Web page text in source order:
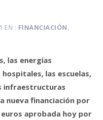
EN FINANCIACIÓN,
las energías
las escuelas,
infraestructuras
nueva financiación por
aprobada hoy por